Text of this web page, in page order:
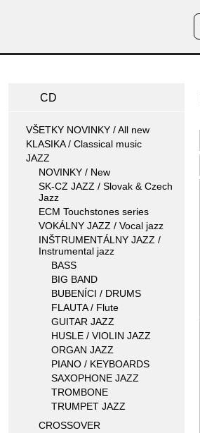
CD
VŠETKY NOVINKY / All new
KLASIKA / Classical music
JAZZ
NOVINKY / New
SK-CZ JAZZ / Slovak & Czech
Jazz
ECM Touchstones series
VOKÁLNY JAZZ / Vocal jazz
INŠTRUMENTÁLNY JAZZ /
Instrumental jazz
BASS
BIG BAND
BUBENÍCI / DRUMS
FLAUTA / Flute
GUITAR JAZZ
HUSLE / VIOLIN JAZZ
ORGAN JAZZ
PIANO / KEYBOARDS
SAXOPHONE JAZZ
TROMBONE
TRUMPET JAZZ
CROSSOVER